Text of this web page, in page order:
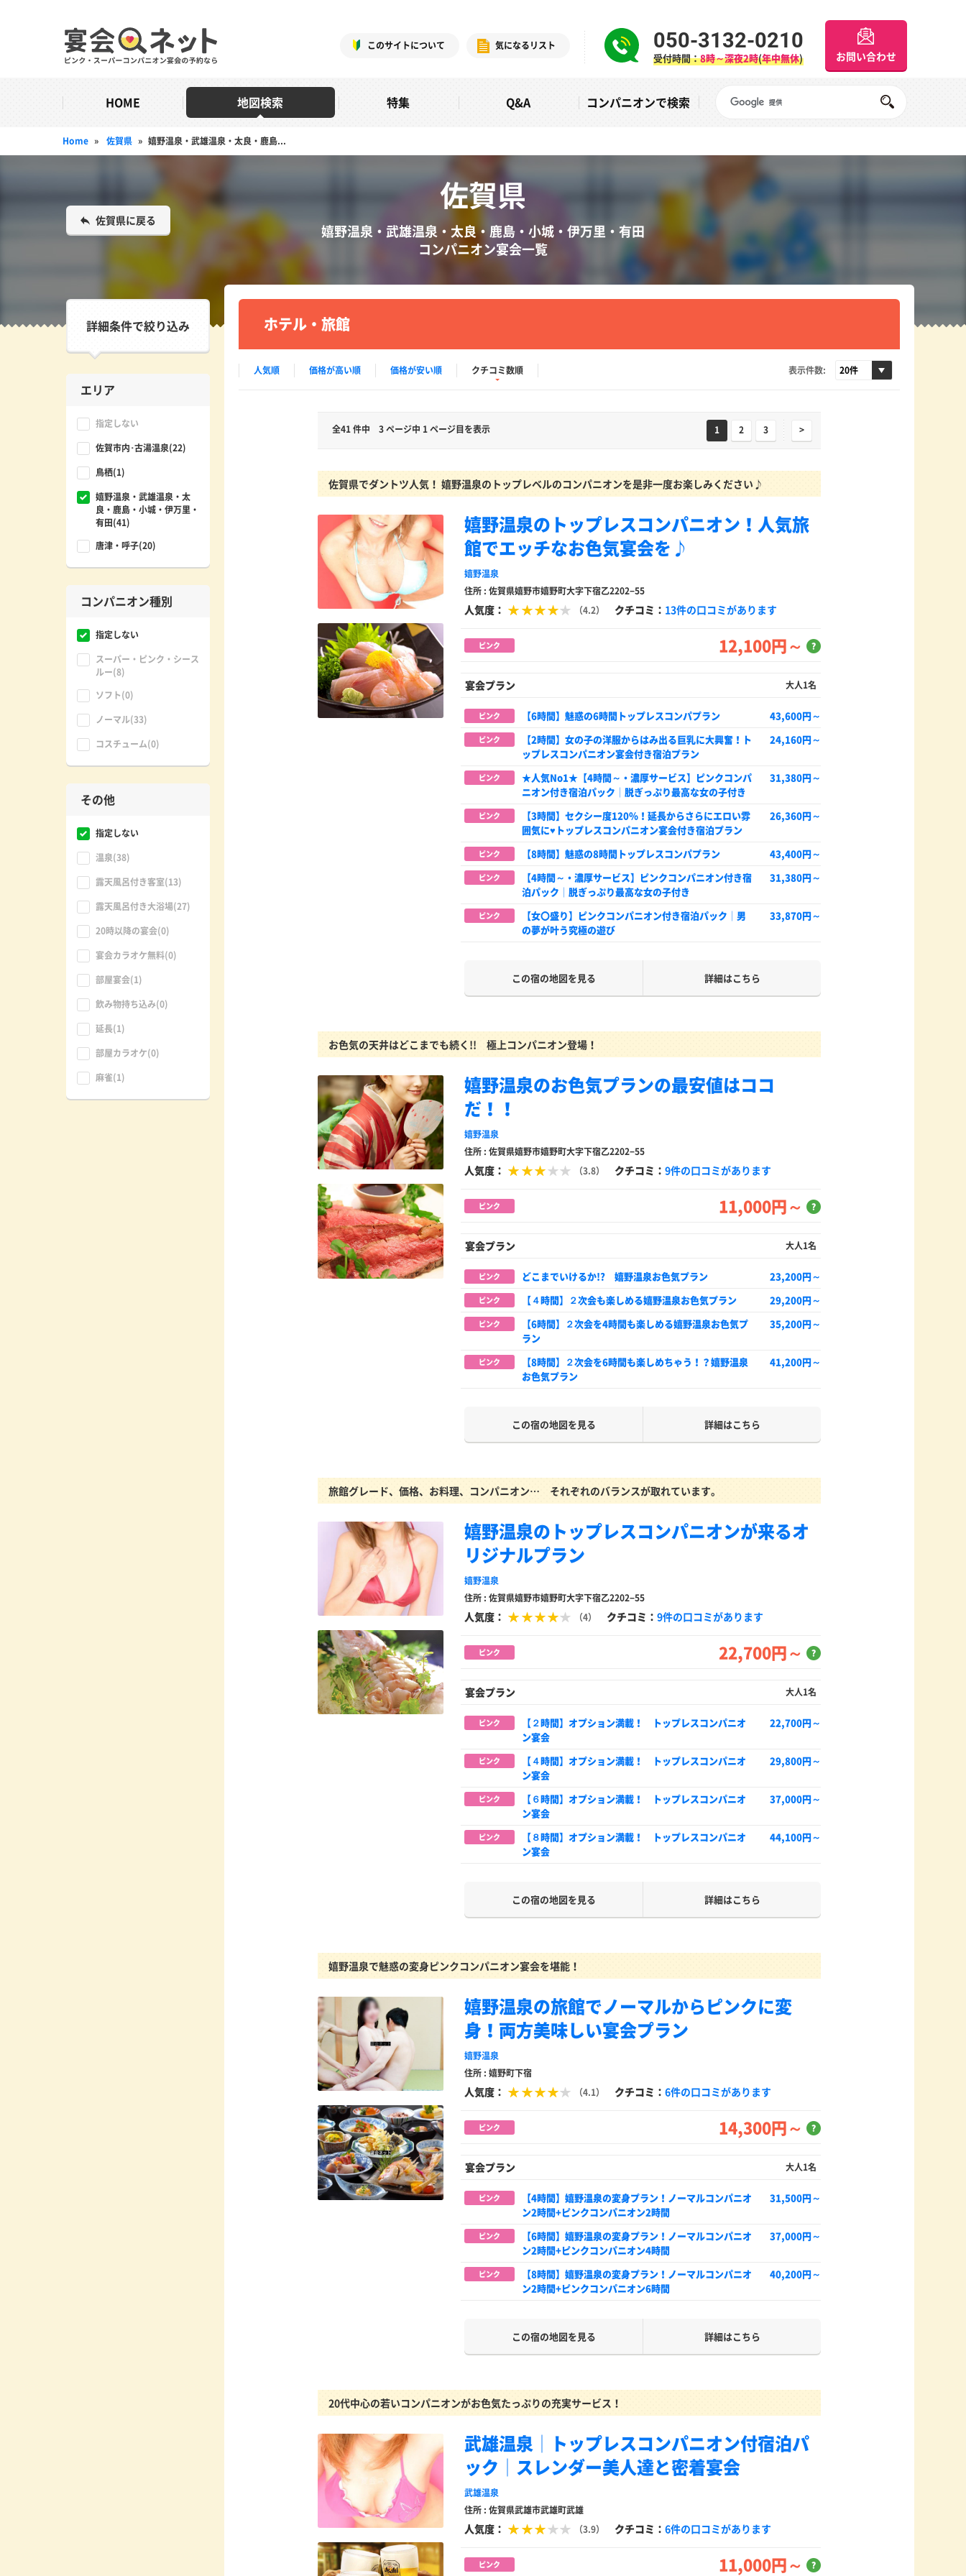
このサイトについて 気になるリスト 050-3132-0210
受付時間：8時～深夜2時(年中無休) お問い合わせ
HOME 地図検索 特集 Q&A コンパニオンで検索
Home » 佐賀県 » 嬉野温泉・武雄温泉・太良・鹿島...
佐賀県
嬉野温泉・武雄温泉・太良・鹿島・小城・伊万里・有田
コンパニオン宴会一覧
佐賀県に戻る
ホテル・旅館
人気順 価格が高い順 価格が安い順 クチコミ数順 表示件数:
全41 件中 3 ページ中 1 ページ目を表示 1 2 3 >
佐賀県でダントツ人気！ 嬉野温泉のトップレベルのコンパニオンを是非一度お楽しみください♪
嬉野温泉のトップレスコンパニオン！人気旅
館でエッチなお色気宴会を♪
嬉野温泉
住所 : 佐賀県嬉野市嬉野町大字下宿乙2202−55
人気度： （4.2） クチコミ： 13件の口コミがあります
ピンク 12,100円～
宴会プラン 大人1名
ピンク 【6時間】魅惑の6時間トップレスコンパプラン 43,600円～
ピンク
【2時間】女の子の洋服からはみ出る巨乳に大興奮！ト
ップレスコンパニオン宴会付き宿泊プラン
24,160円～
ピンク
★人気No1★【4時間～・濃厚サービス】ピンクコンパ
ニオン付き宿泊パック│脱ぎっぷり最高な女の子付き
31,380円～
ピンク
【3時間】セクシー度120％！延長からさらにエロい雰
囲気に♥トップレスコンパニオン宴会付き宿泊プラン
26,360円～
ピンク 【8時間】魅惑の8時間トップレスコンパプラン 43,400円～
ピンク
【4時間～・濃厚サービス】ピンクコンパニオン付き宿
泊パック│脱ぎっぷり最高な女の子付き
31,380円～
ピンク
【女〇盛り】ピンクコンパニオン付き宿泊パック│男
の夢が叶う究極の遊び
33,870円～
この宿の地図を見る 詳細はこちら
お色気の天井はどこまでも続く!! 極上コンパニオン登場！
嬉野温泉のお色気プランの最安値はココ
だ！！
嬉野温泉
住所 : 佐賀県嬉野市嬉野町大字下宿乙2202−55
人気度： （3.8） クチコミ： 9件の口コミがあります
ピンク 11,000円～
宴会プラン 大人1名
ピンク どこまでいけるか!? 嬉野温泉お色気プラン 23,200円～
ピンク 【４時間】２次会も楽しめる嬉野温泉お色気プラン 29,200円～
ピンク
【6時間】２次会を4時間も楽しめる嬉野温泉お色気プ
ラン
35,200円～
ピンク
【8時間】２次会を6時間も楽しめちゃう！？嬉野温泉
お色気プラン
41,200円～
この宿の地図を見る 詳細はこちら
旅館グレード、価格、お料理、コンパニオン… それぞれのバランスが取れています。
嬉野温泉のトップレスコンパニオンが来るオ
リジナルプラン
嬉野温泉
住所 : 佐賀県嬉野市嬉野町大字下宿乙2202−55
人気度： （4） クチコミ： 9件の口コミがあります
ピンク 22,700円～
宴会プラン 大人1名
ピンク
【２時間】オプション満載！ トップレスコンパニオ
ン宴会
22,700円～
ピンク
【４時間】オプション満載！ トップレスコンパニオ
ン宴会
29,800円～
ピンク
【６時間】オプション満載！ トップレスコンパニオ
ン宴会
37,000円～
ピンク
【８時間】オプション満載！ トップレスコンパニオ
ン宴会
44,100円～
この宿の地図を見る 詳細はこちら
嬉野温泉で魅惑の変身ピンクコンパニオン宴会を堪能！
嬉野温泉の旅館でノーマルからピンクに変
身！両方美味しい宴会プラン
嬉野温泉
住所 : 嬉野町下宿
人気度： （4.1） クチコミ： 6件の口コミがあります
ピンク 14,300円～
宴会プラン 大人1名
ピンク
【4時間】嬉野温泉の変身プラン！ノーマルコンパニオ
ン2時間+ピンクコンパニオン2時間
31,500円～
ピンク
【6時間】嬉野温泉の変身プラン！ノーマルコンパニオ
ン2時間+ピンクコンパニオン4時間
37,000円～
ピンク
【8時間】嬉野温泉の変身プラン！ノーマルコンパニオ
ン2時間+ピンクコンパニオン6時間
40,200円～
この宿の地図を見る 詳細はこちら
20代中心の若いコンパニオンがお色気たっぷりの充実サービス！
武雄温泉│トップレスコンパニオン付宿泊パ
ック│スレンダー美人達と密着宴会
武雄温泉
住所 : 佐賀県武雄市武雄町武雄
人気度： （3.9） クチコミ： 6件の口コミがあります
ピンク 11,000円～
詳細条件で絞り込み
エリア
指定しない
佐賀市内･古湯温泉(22)
鳥栖(1)
嬉野温泉・武雄温泉・太
良・鹿島・小城・伊万里・
有田(41)
唐津・呼子(20)
コンパニオン種別
指定しない
スーパー・ピンク・シース
ルー(8)
ソフト(0)
ノーマル(33)
コスチューム(0)
その他
指定しない
温泉(38)
露天風呂付き客室(13)
露天風呂付き大浴場(27)
20時以降の宴会(0)
宴会カラオケ無料(0)
部屋宴会(1)
飲み物持ち込み(0)
延長(1)
部屋カラオケ(0)
麻雀(1)